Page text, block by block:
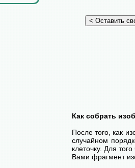
Как собрать
После того, как
случайном
клеточку. Для
Вами фрагмент